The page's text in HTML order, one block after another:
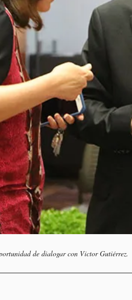
de dialogar con Victor Gutiérrez.